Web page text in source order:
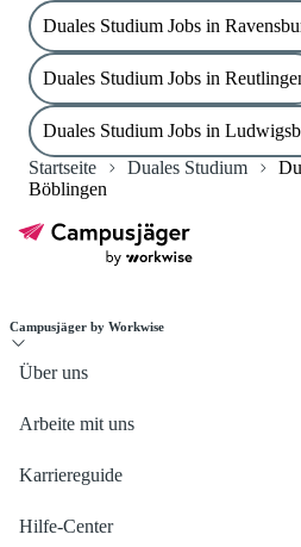
Duales Studium Jobs in
Duales Studium Jobs in
Duales Studium Jobs in
Startseite
Duales Studium
Böblingen
Campusjäger by Workwise
Über uns
Arbeite mit uns
Karriereguide
Hilfe-Center